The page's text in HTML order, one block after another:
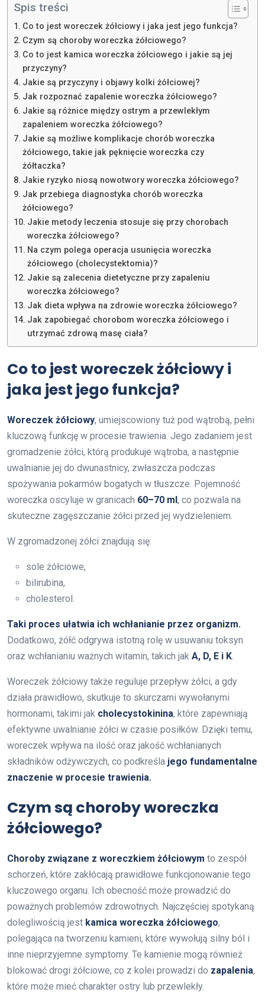
Spis treści
Co to jest woreczek żółciowy i jaka jest jego funkcja?
Czym są choroby woreczka żółciowego?
Co to jest kamica woreczka żółciowego i jakie są jej
przyczyny?
Jakie są przyczyny i objawy kolki żółciowej?
Jak rozpoznać zapalenie woreczka żółciowego?
Jakie są różnice między ostrym a przewlekłym
zapaleniem woreczka żółciowego?
Jakie są możliwe komplikacje chorób woreczka
żółciowego, takie jak pęknięcie woreczka czy
żółtaczka?
Jakie ryzyko niosą nowotwory woreczka żółciowego?
Jak przebiega diagnostyka chorób woreczka
żółciowego?
Jakie metody leczenia stosuje się przy chorobach
woreczka żółciowego?
Na czym polega operacja usunięcia woreczka
żółciowego (cholecystektomia)?
Jakie są zalecenia dietetyczne przy zapaleniu
woreczka żółciowego?
Jak dieta wpływa na zdrowie woreczka żółciowego?
Jak zapobiegać chorobom woreczka żółciowego i
utrzymać zdrową masę ciała?
Co to jest woreczek żółciowy i
jaka jest jego funkcja?
Woreczek żółciowy, umiejscowiony tuż pod wątrobą, pełni
kluczową funkcję w procesie trawienia. Jego zadaniem jest
gromadzenie żółci, którą produkuje wątroba, a następnie
uwalnianie jej do dwunastnicy, zwłaszcza podczas
spożywania pokarmów bogatych w tłuszcze. Pojemność
woreczka oscyluje w granicach 60–70 ml , co pozwala na
skuteczne zagęszczanie żółci przed jej wydzieleniem.
W zgromadzonej żółci znajdują się:
sole żółciowe,
bilirubina,
cholesterol.
Taki proces ułatwia ich wchłanianie przez organizm.
Dodatkowo, żółć odgrywa istotną rolę w usuwaniu toksyn
oraz wchłanianiu ważnych witamin, takich jak A, D, E i K.
Woreczek żółciowy także reguluje przepływ żółci, a gdy
działa prawidłowo, skutkuje to skurczami wywołanymi
hormonami, takimi jak cholecystokinina, które zapewniają
efektywne uwalnianie żółci w czasie posiłków. Dzięki temu,
woreczek wpływa na ilość oraz jakość wchłanianych
składników odżywczych, co podkreśla jego fundamentalne
znaczenie w procesie trawienia.
Czym są choroby woreczka
żółciowego?
Choroby związane z woreczkiem żółciowym to zespół
schorzeń, które zakłócają prawidłowe funkcjonowanie tego
kluczowego organu. Ich obecność może prowadzić do
poważnych problemów zdrowotnych. Najczęściej spotykaną
dolegliwością jest kamica woreczka żółciowego,
polegająca na tworzeniu kamieni, które wywołują silny ból i
inne nieprzyjemne symptomy. Te kamienie mogą również
blokować drogi żółciowe, co z kolei prowadzi do zapalenia,
które może mieć charakter ostry lub przewlekły.